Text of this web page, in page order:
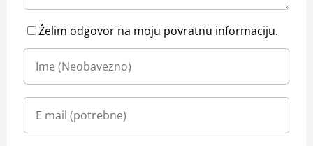
Želim odgovor na moju povratnu informaciju.